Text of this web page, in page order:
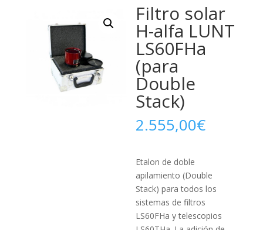
Filtro solar
H-alfa LUNT
LS60FHa
(para
Double
Stack)
2.555,00€
Etalon de doble
apilamiento (Double
Stack) para todos los
sistemas de filtros
LS60FHa y telescopios